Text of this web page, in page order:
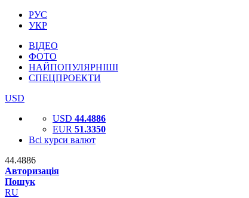
РУС
УКР
ВІДЕО
ФОТО
НАЙПОПУЛЯРНІШІ
СПЕЦПРОЕКТИ
USD
USD 44.4886
EUR 51.3350
Всі курси валют
44.4886
Авторизація
Пошук
RU